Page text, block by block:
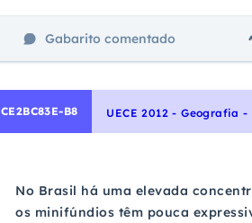
Gabarito comentado
CE2BC83E-B8 UECE 2012 - Geografia
No Brasil há uma elevada
os minifúndios têm pouca